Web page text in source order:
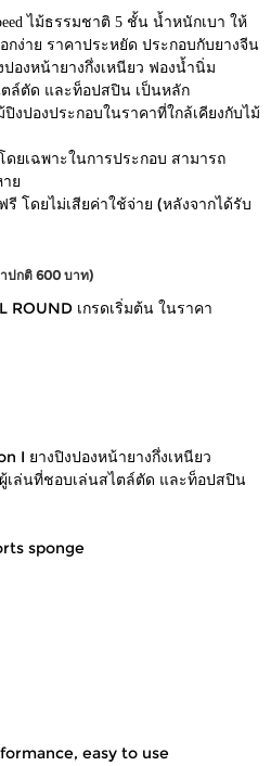
ไม้ธรรมชาติ 5 ชั้น น้ำหนักเบา ให้
ง่าย ราคาประหยัด ประกอบกับยางจีน
องหน้ายางกึ่งเหนียว ฟองน้ำนิ่ม
ล์ตัด และท็อปสปิน เป็นหลัก
งปองประกอบในราคาที่ใกล้เคียงกับไม้
ดยเฉพาะในการประกอบ สามารถ
ย
โดยไม่เสียค่าใช้จ่าย (หลังจากได้รับ
ปกติ 600 บาท)
ROUND เกรดเริ่มต้น ในราคา
I ยางปิงปองหน้ายางกึ่งเหนียว
เล่นที่ชอบเล่นสไตล์ตัด และท็อปสปิน
sponge
easy to use